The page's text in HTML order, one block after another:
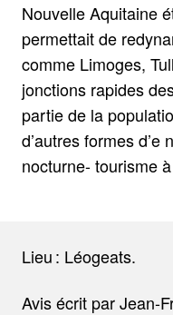
Nouvelle Aquitaine
permettait de
comme Limoges,
jonctions rapides
partie de la
d’autres formes
nocturne- tourisme
Lieu : Léogeats.
Avis écrit par Jean-